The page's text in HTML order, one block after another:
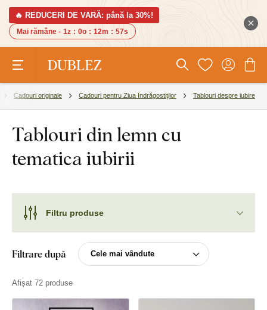
🔥 REDUCERI DE VARĂ: până la 30%!
Mai rămâne - 1z : 0o : 12m : 57s
Cadouri originale Cadouri pentru Ziua Îndrăgostiților Tablouri despre iubire
Tablouri din lemn cu
tematica iubirii
Filtru produse
Filtrare după
Afișat 72 produse